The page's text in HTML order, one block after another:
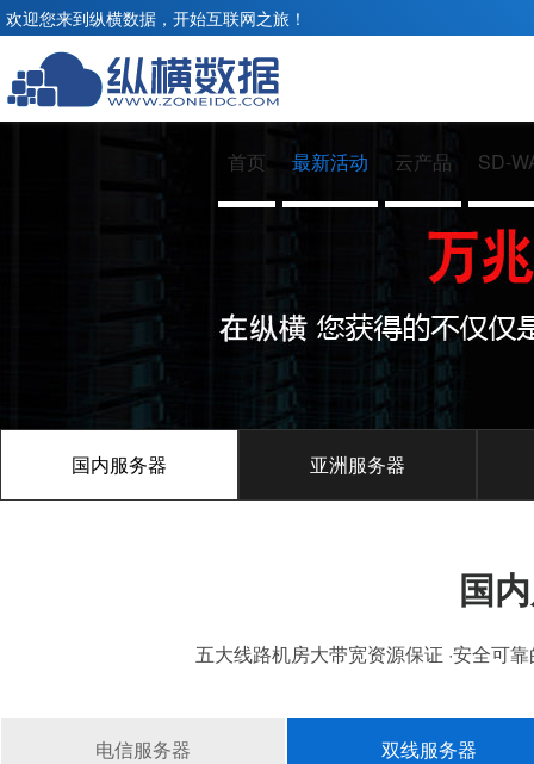
欢迎您来到纵横数据，开始互联网之旅！
首页 最新活动 云产品 SD-
国内服务器 亚洲服务器
国
五大线路机房大带宽资源保证 ·安全可
电信服务器 双线服务器